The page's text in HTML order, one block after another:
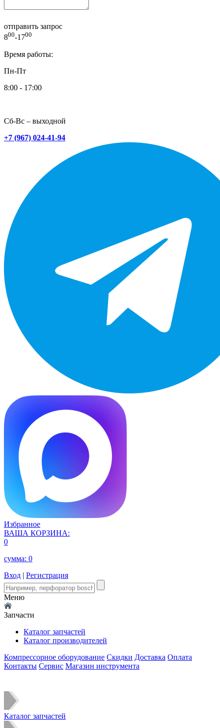
отправить запрос
800-1700
Время работы:
Пн-Пт
8:00 - 17:00
Сб-Вс – выходной
+7 (967) 024-41-94
Избранное
ВАША КОРЗИНА:
0
сумма: 0
Вход | Регистрация
Меню
Запчасти
Каталог запчастей
Каталог производителей
Компрессорное оборудование Скидки Доставка Оплата
Контакты Сервис Магазин инструмента
Каталог запчастей